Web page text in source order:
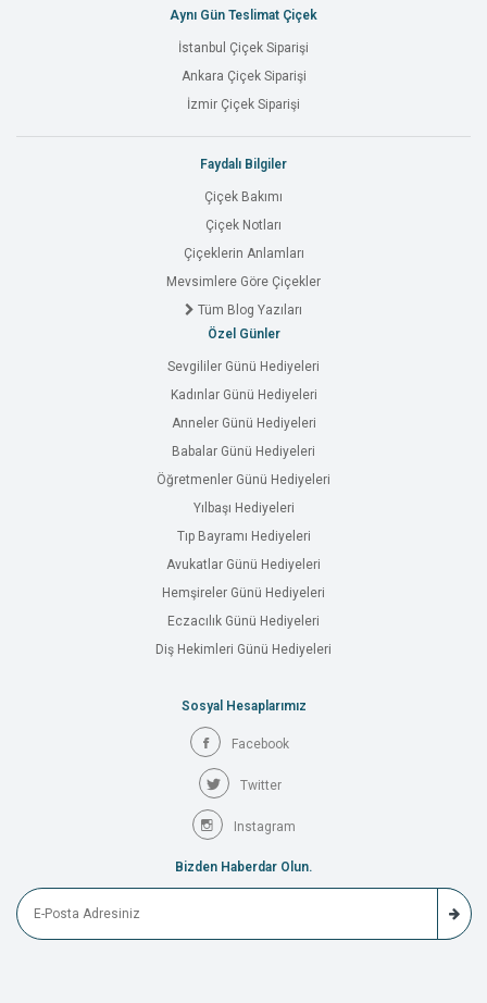
Aynı Gün Teslimat Çiçek
İstanbul Çiçek Siparişi
Ankara Çiçek Siparişi
İzmir Çiçek Siparişi
Faydalı Bilgiler
Çiçek Bakımı
Çiçek Notları
Çiçeklerin Anlamları
Mevsimlere Göre Çiçekler
Tüm Blog Yazıları
Özel Günler
Sevgililer Günü Hediyeleri
Kadınlar Günü Hediyeleri
Anneler Günü Hediyeleri
Babalar Günü Hediyeleri
Öğretmenler Günü Hediyeleri
Yılbaşı Hediyeleri
Tıp Bayramı Hediyeleri
Avukatlar Günü Hediyeleri
Hemşireler Günü Hediyeleri
Eczacılık Günü Hediyeleri
Diş Hekimleri Günü Hediyeleri
Sosyal Hesaplarımız
Facebook
Twitter
Instagram
Bizden Haberdar Olun.